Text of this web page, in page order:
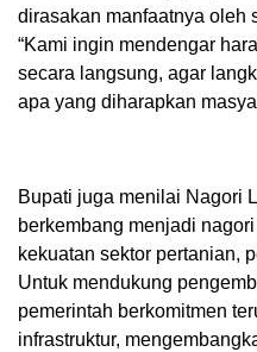
dirasakan manfaatnya oleh
“Kami ingin mendengar
secara langsung, agar
apa yang diharapkan
Bupati juga menilai Nagori
berkembang menjadi
kekuatan sektor pertanian,
Untuk mendukung
pemerintah berkomitmen
infrastruktur,